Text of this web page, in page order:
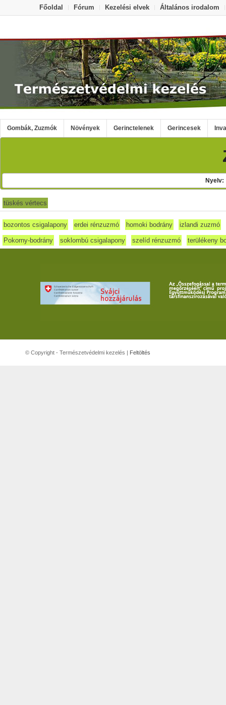
Főoldal Fórum Kezelési elvek Általános irodalom
Gombák, Zuzmók Növények Gerinctelenek Gerincesek
tüskés vértecs
bozontos csigalapony erdei rénzuzmó homoki bodrány izlandi zuzmó
Pokorny-bodrány soklombú csigalapony szelíd rénzuzmó terülékeny
© Copyright - Természetvédelmi kezelés | Feltöltés